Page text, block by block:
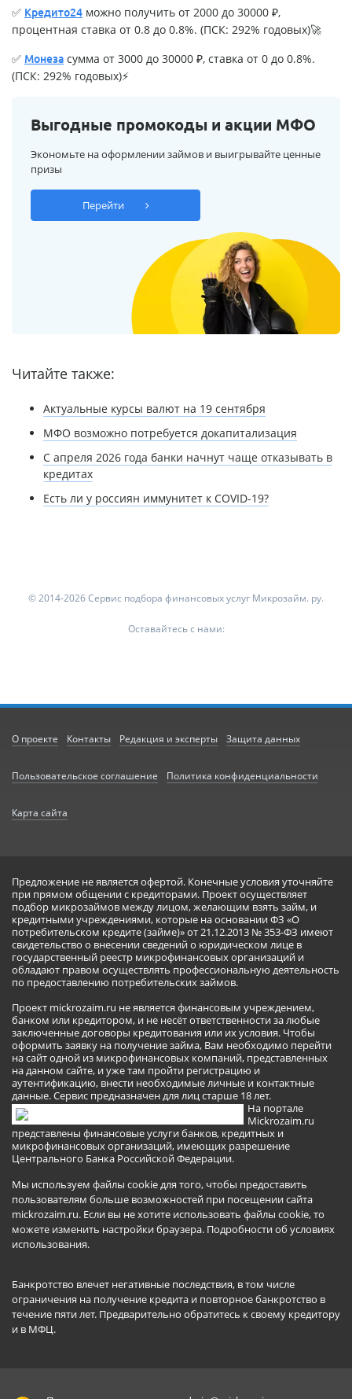
✅ Кредито24 можно получить от 2000 до 30000 ₽,
процентная ставка от 0.8 до 0.8%. (ПСК: 292% годовых)🚀
✅ Монеза сумма от 3000 до 30000 ₽, ставка от 0 до 0.8%.
(ПСК: 292% годовых)⚡
Выгодные промокоды и акции МФО
Экономьте на оформлении займов и выигрывайте ценные
призы
Перейти
Читайте также:
Актуальные курсы валют на 19 сентября
МФО возможно потребуется докапитализация
С апреля 2026 года банки начнут чаще отказывать в
кредитах
Есть ли у россиян иммунитет к COVID-19?
© 2014-2026 Сервис подбора финансовых услуг Микрозайм. ру.
Оставайтесь с нами:
О проекте Контакты Редакция и эксперты Защита данных
Пользовательское соглашение Политика конфиденциальности
Карта сайта
Предложение не является офертой. Конечные условия уточняйте
при прямом общении с кредиторами. Проект осуществляет
подбор микрозаймов между лицом, желающим взять займ, и
кредитными учреждениями, которые на основании ФЗ «О
потребительском кредите (займе)» от 21.12.2013 № 353-ФЗ имеют
свидетельство о внесении сведений о юридическом лице в
государственный реестр микрофинансовых организаций и
обладают правом осуществлять профессиональную деятельность
по предоставлению потребительских займов.
Проект mickrozaim.ru не является финансовым учреждением,
банком или кредитором, и не несёт ответственности за любые
заключенные договоры кредитования или их условия. Чтобы
оформить заявку на получение займа, Вам необходимо перейти
на сайт одной из микрофинансовых компаний, представленных
на данном сайте, и уже там пройти регистрацию и
аутентификацию, внести необходимые личные и контактные
данные. Сервис предназначен для лиц старше 18 лет.
На портале
Mickrozaim.ru
представлены финансовые услуги банков, кредитных и
микрофинансовых организаций, имеющих разрешение
Центрального Банка Российской Федерации.
Мы используем файлы cookie для того, чтобы предоставить
пользователям больше возможностей при посещении сайта
mickrozaim.ru. Если вы не хотите использовать файлы cookie, то
можете изменить настройки браузера. Подробности об условиях
использования.
Банкротство влечет негативные последствия, в том числе
ограничения на получение кредита и повторное банкротство в
течение пяти лет. Предварительно обратитесь к своему кредитору
и в МФЦ.